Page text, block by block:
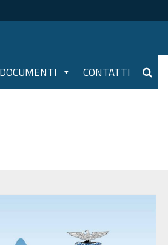
DOCUMENTI CONTATTI